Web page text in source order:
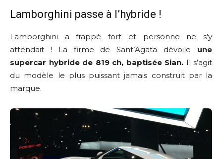
Lamborghini passe à l’hybride !
Lamborghini a frappé fort et personne ne s’y
attendait ! La firme de Sant’Agata dévoile une
supercar hybride de 819 ch, baptisée Sian. Il s’agit
du modèle le plus puissant jamais construit par la
marque.